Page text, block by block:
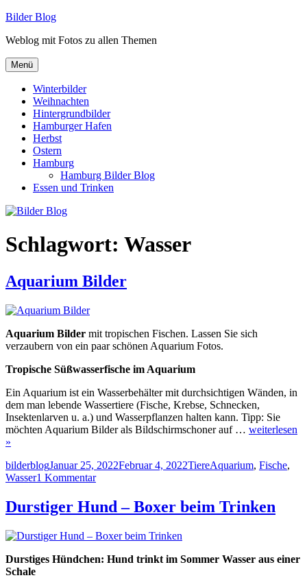
Zum
springen
Bilder Blog
Weblog mit Fotos zu allen Themen
Menü
Winterbilder
Weihnachten
Hintergrundbilder
Hamburger Hafen
Herbst
Ostern
Hamburg
Hamburg Bilder Blog
Essen und Trinken
Schlagwort: Wasser
Aquarium Bilder
Aquarium Bilder mit tropischen Fischen. Lassen Sie sich
verzaubern von ein paar schönen Aquarium Fotos.
Tropische Süßwasserfische im Aquarium
Ein Aquarium ist ein Wasserbehälter mit durchsichtigen Wänden, in
dem man lebende Wassertiere (Fische, Krebse, Schnecken,
Insektenlarven u. a.) und Wasserpflanzen halten kann. Tipp: Sie
möchten Aquarium Bilder als Bildschirmschoner auf … weiterlesen
»
Autor
bilderblogVeröffentlicht
am
Januar 25, 2022Februar 4, 2022Kategorien
TiereSchlagwörter
Aquarium, Fische,
Wasser1 Kommentarzu
Bilder
Durstiger Hund – Boxer beim Trinken
Durstiges Hündchen: Hund trinkt im Sommer Wasser aus einer
Schale